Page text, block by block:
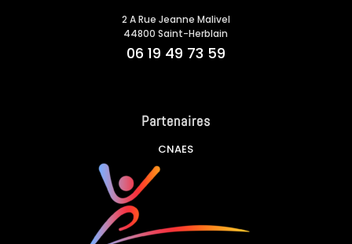
2 A Rue Jeanne Malivel
44800 Saint-Herblain
06 19 49 73 59
Partenaires
CNAES